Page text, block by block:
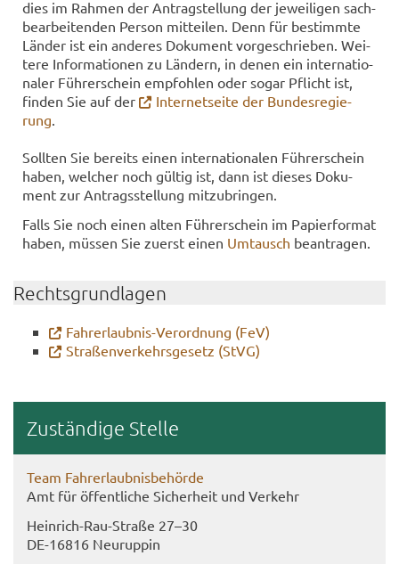
dies im Rah­men der An­trag­stel­lung der je­wei­li­gen sach­
be­ar­bei­ten­den Per­son mit­tei­len. Denn für be­stimm­te
Län­der ist ein an­de­res Do­ku­ment vor­ge­schrie­ben. Wei­
te­re In­for­ma­tio­nen zu Län­dern, in denen ein in­ter­na­tio­
na­ler Füh­rer­schein emp­foh­len oder sogar Pflicht ist,
fin­den Sie auf der
In­ter­net­sei­te der Bun­des­re­gie­
rung.
Soll­ten Sie be­reits einen in­ter­na­tio­na­len Füh­rer­schein
haben, wel­cher noch gül­tig ist, dann ist die­ses Do­ku­
ment zur An­trags­stel­lung mit­zu­brin­gen.
Falls Sie noch einen alten Füh­rer­schein im Pa­pier­for­mat
haben, müs­sen Sie zu­erst einen Um­tausch be­an­tra­gen.
Rechts­grund­la­gen
Fahrerlaubnis-​Verordnung (FeV)
Stra­ßen­ver­kehrs­ge­setz (StVG)
Zu­stän­di­ge Stel­le
Team Fahr­erlaub­nis­be­hör­de
Amt für öf­fent­li­che Si­cher­heit und Ver­kehr
Heinrich-​Rau-Straße 27–30
DE-​16816 Neu­rup­pin